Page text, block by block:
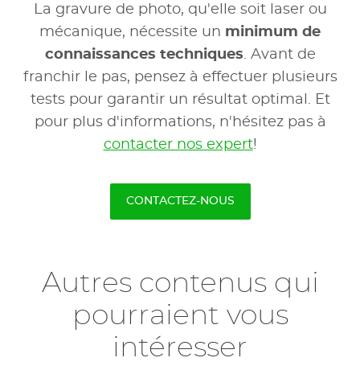
La gravure de photo, qu'elle soit laser ou
mécanique, nécessite un minimum de
connaissances techniques. Avant de
franchir le pas, pensez à effectuer plusieurs
tests pour garantir un résultat optimal. Et
pour plus d'informations, n'hésitez pas à
contacter nos expert!
CONTACTEZ-NOUS
Autres contenus qui
pourraient vous
intéresser